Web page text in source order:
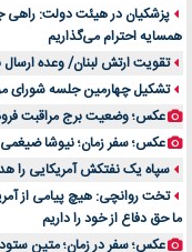
اهمیت انتخاب بهترین وکیل
لیفتراک صفر؛ راهنمای جامع
راهنمای جامع بهترین کفش ورزشی
پزشکیان در هیئت دولت: راهی
همسایه احترام می‌گذاریم
تقویت ارتش لبنان/ وعده ارسال
تشکیل چهارمین جلسه شورای
عکس؛ وضعیت برج مراقبت
عکس؛ سفر زمان؛ نیوشا ضیغمی 36 ساله با لباس عروس در پشت‌صحنه ما خیلی باحالیم
سپاه یک نفتکش آمریکایی را
تخت روانچی: هیچ پیامی از
ما حق دفاع از خود را داریم
عکس؛ سفر در زمان؛ متین